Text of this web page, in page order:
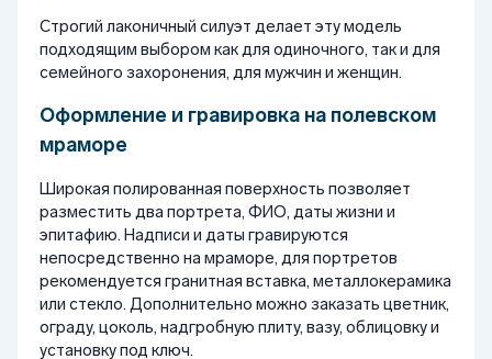
Строгий лаконичный силуэт делает эту модель
подходящим выбором как для одиночного, так и для
семейного захоронения, для мужчин и женщин.
Оформление и гравировка на полевском
мраморе
Широкая полированная поверхность позволяет
разместить два портрета, ФИО, даты жизни и
эпитафию. Надписи и даты гравируются
непосредственно на мраморе, для портретов
рекомендуется гранитная вставка, металлокерамика
или стекло. Дополнительно можно заказать цветник,
ограду, цоколь, надгробную плиту, вазу, облицовку и
установку под ключ.